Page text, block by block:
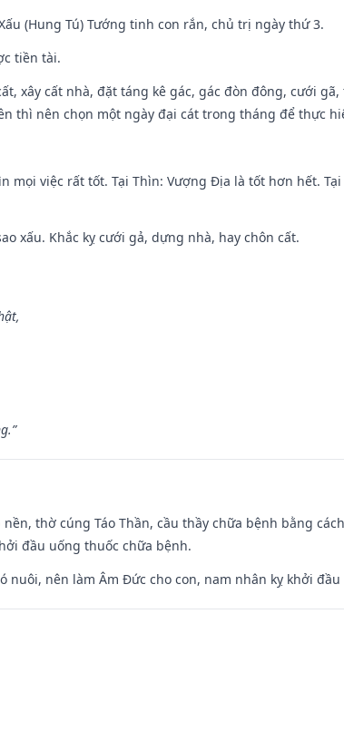
(Hung Tú) Tướng tinh con rắn, chủ trị ngày thứ 3.
tiền tài.
xây cất nhà, đặt táng kê gác, gác đòn đông, cưới
thì nên chọn một ngày đại cát trong tháng để thực
mọi việc rất tốt. Tại Thìn: Vượng Địa là tốt hơn hết.
xấu. Khắc kỵ cưới gả, dựng nhà, hay chôn cất.
thờ cúng Táo Thần, cầu thầy chữa bệnh bằng
đầu uống thuốc chữa bệnh.
nuôi, nên làm Âm Đức cho con, nam nhân kỵ khởi